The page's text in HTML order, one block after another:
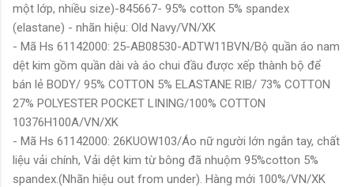
một lớp, nhiều size)-845667- 95% cotton 5% spandex
(elastane) - nhãn hiệu: Old Navy/VN/XK
- Mã Hs 61142000: 25-AB08530-ADTW11BVN/Bộ quần áo nam
dệt kim gồm quần dài và áo chui đầu được xếp thành bộ để
bán lẻ BODY/ 95% COTTON 5% ELASTANE RIB/ 73% COTTON
27% POLYESTER POCKET LINING/100% COTTON
10376H100A/VN/XK
- Mã Hs 61142000: 26KUOW103/Áo nữ người lớn ngắn tay, chất
liệu vải chính, Vải dệt kim từ bông đã nhuộm 95%cotton 5%
spandex.(Nhãn hiệu out from under). Hàng mới 100%/VN/XK